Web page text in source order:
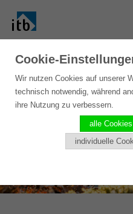
Cookie-
Wir nutzen Cookies auf unserer
technisch notwendig, während
ihre Nutzung zu verbessern.
alle
individuelle